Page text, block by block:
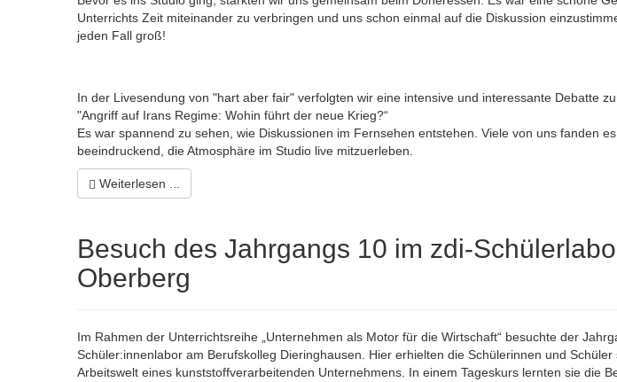
Unterrichts Zeit miteinander zu verbringen und uns schon einmal auf die Diskussion
jeden Fall groß!
In der Livesendung von "hart aber fair" verfolgten wir eine intensive und interessante Debatte
"Angriff auf Irans Regime: Wohin führt der neue Krieg?“
Es war spannend zu sehen, wie Diskussionen im Fernsehen entstehen. Viele von uns fanden
beeindruckend, die Atmosphäre im Studio live mitzuerleben.
Weiterlesen ...
Besuch des Jahrgangs 10 im zdi-
Oberberg
Im Rahmen der Unterrichtsreihe „Unternehmen als Motor für die Wirtschaft“ besuchte der
Schüler:innenlabor am Berufskolleg Dieringhausen. Hier erhielten die Schülerinnen und
Arbeitswelt eines kunststoffverarbeitenden Unternehmens. In einem Tageskurs lernten sie die